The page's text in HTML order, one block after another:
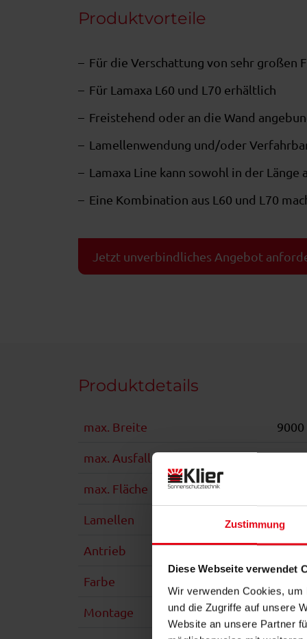
Zustimmung
Diese Webseite verwendet
Wir verwenden Cookies,
und die Zugriffe auf unsere
Website an unsere Partner
Produktvorteile
Für die Verschattung von sehr großen
Für Lamaxa L60 und L70 erhältlich
Freistehend oder an die Wand
Lamellenwendung und/oder
Lamaxa Line kann sowohl in der
Eine Kombination aus L60 und L70
Jetzt unverbindliches Angebot
Produktdetails
max. Breite
max. Ausfall
max. Fläche
Lamellen
Antrieb
Farbe
Montage